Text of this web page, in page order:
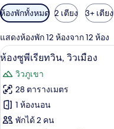
ตัว
กรอง
ที่
มี
ให้
สำหรับ
ห้อง
พัก
ห้องพักทั้งหมด 2 เตียง 3+ เตียง
แสดงห้องพัก 12 ห้องจาก 12 ห้อง
เปิด
ภาพถ่าย
ทั้งหมด
ของ
ห้อง
8
ห้องซูพีเรียทวิน, วิวเมือง
วิวภูเขา
28 ตารางเมตร
1 ห้องนอน
พักได้ 2 คน